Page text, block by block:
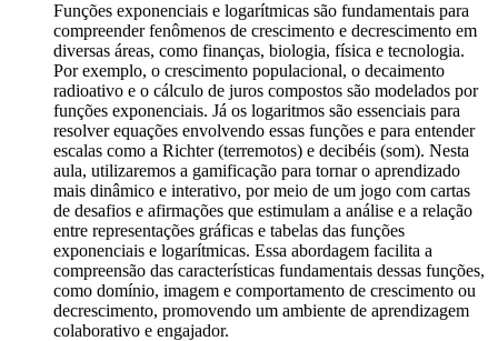
Funções exponenciais e logarítmicas são fundamentais para
compreender fenômenos de crescimento e decrescimento em
diversas áreas, como finanças, biologia, física e tecnologia.
Por exemplo, o crescimento populacional, o decaimento
radioativo e o cálculo de juros compostos são modelados por
funções exponenciais. Já os logaritmos são essenciais para
resolver equações envolvendo essas funções e para entender
escalas como a Richter (terremotos) e decibéis (som). Nesta
aula, utilizaremos a gamificação para tornar o aprendizado
mais dinâmico e interativo, por meio de um jogo com cartas
de desafios e afirmações que estimulam a análise e a relação
entre representações gráficas e tabelas das funções
exponenciais e logarítmicas. Essa abordagem facilita a
compreensão das características fundamentais dessas funções,
como domínio, imagem e comportamento de crescimento ou
decrescimento, promovendo um ambiente de aprendizagem
colaborativo e engajador.